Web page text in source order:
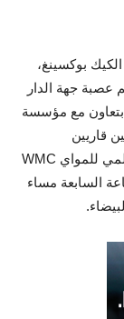
بوكسينغ،
عصبة جهة الدار
مع مؤسسة
قاريين
احترافيين للمواي طاي والخاصين بالمجلس العالمي للمواي WMC
وابتداء من الساعة السابعة مساء